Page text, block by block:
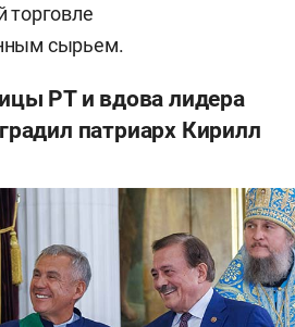
торговле
сырьем.
РТ и вдова лидера
патриарх Кирилл